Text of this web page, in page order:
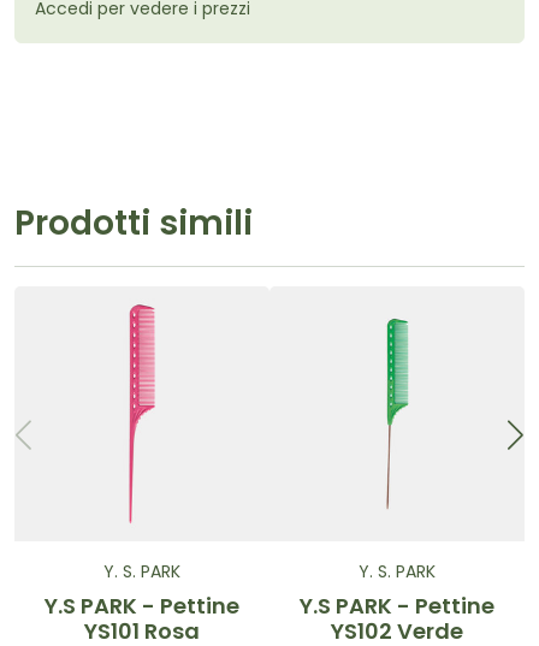
Accedi per vedere i prezzi
Prodotti simili
Y. S. PARK
Y.S PARK - Pettine
YS101 Rosa
Y. S. PARK
Y.S PARK - Pettine
YS102 Verde